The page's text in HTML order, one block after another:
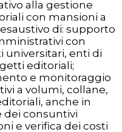
alla gestione
con mansioni a
di: supporto
con
universitari, enti di
editoriali;
e monitoraggio
a volumi, collane,
anche in
dei consuntivi
e verifica dei costi